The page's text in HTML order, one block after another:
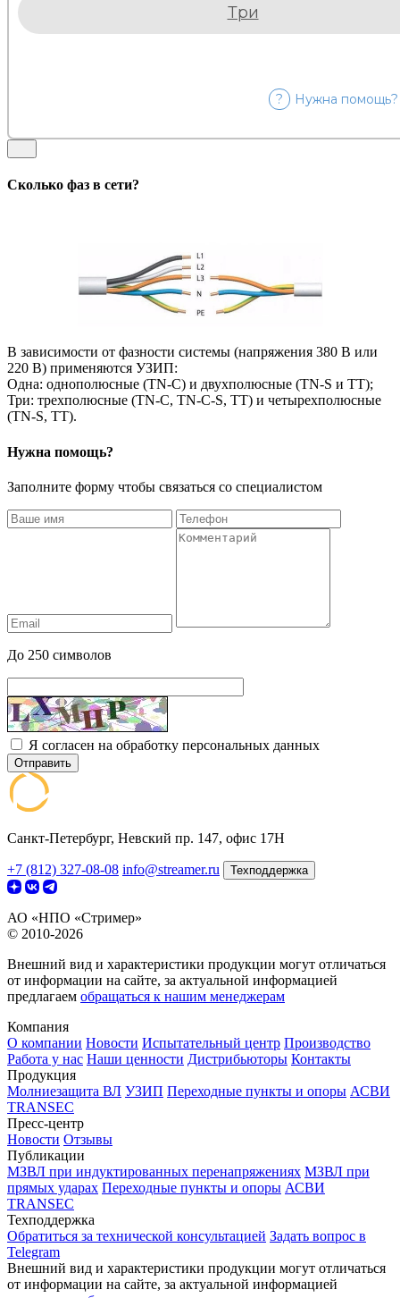
Три
? Нужна помощь?
Сколько фаз в сети?
В зависимости от фазности системы (напряжения 380 В или
220 В) применяются УЗИП:
Одна: однополюсные (TN-C) и двухполюсные (TN-S и TT);
Три: трехполюсные (TN-C, TN-C-S, ТТ) и четырехполюсные
(TN-S, ТТ).
Нужна помощь?
Заполните форму чтобы связаться со специалистом
До 250 символов
Я согласен на обработку персональных данных
Отправить
Санкт-Петербург, Невский пр. 147, офис 17Н
+7 (812) 327-08-08 info@streamer.ru Техподдержка
АО «НПО «Стример»
© 2010-2026
Внешний вид и характеристики продукции могут отличаться
от информации на сайте, за актуальной информацией
предлагаем обращаться к нашим менеджерам
Компания
О компании Новости Испытательный центр Производство
Работа у нас Наши ценности Дистрибьюторы Контакты
Продукция
Молниезащита ВЛ УЗИП Переходные пункты и опоры АСВИ
TRANSEC
Пресс-центр
Новости Отзывы
Публикации
МЗВЛ при индуктированных перенапряжениях МЗВЛ при
прямых ударах Переходные пункты и опоры АСВИ
TRANSEC
Техподдержка
Обратиться за технической консультацией Задать вопрос в
Telegram
Внешний вид и характеристики продукции могут отличаться
от информации на сайте, за актуальной информацией